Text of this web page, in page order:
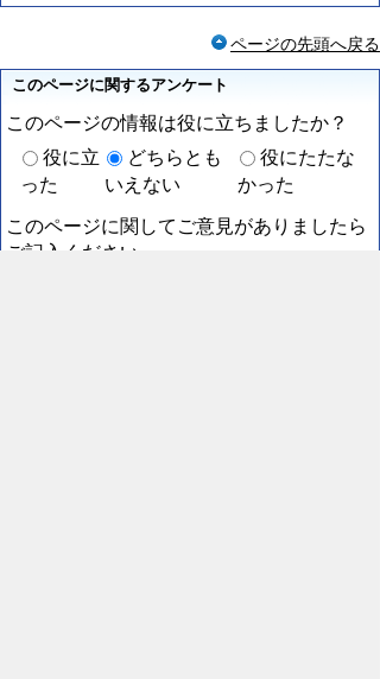
ページの先頭へ戻る
このページに関するアンケート
このページの情報は役に立ちましたか？
役に立
った
どちらとも
いえない
役にたたな
かった
このページに関してご意見がありましたら
ご記入ください。